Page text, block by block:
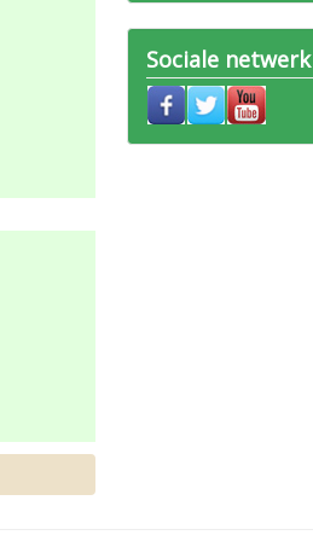
Sociale netwerk